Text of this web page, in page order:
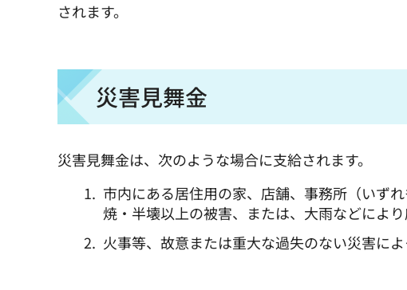
されます。
災害見舞金
災害見舞金は、次のような場合に支給されます。
市内にある居住用の家、店舗、事務所（いず
焼・半壊以上の被害、または、大雨などによ
火事等、故意または重大な過失のない災害に